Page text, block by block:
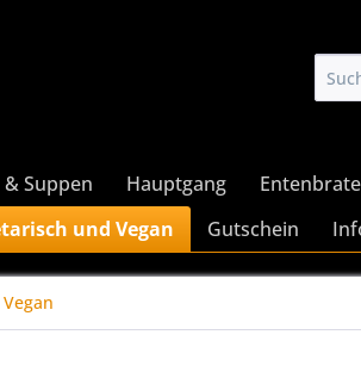
Suppen Hauptgang
und Vegan Gutschein